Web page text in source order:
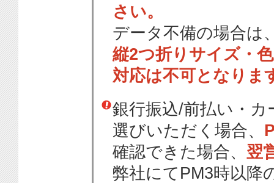
さい。
データ不備の場合は
縦2つ折りサイズ・
対応は不可となりま
銀行振込/前払い・
選びいただく場合、
確認できた場合、 翌
弊社にてPM3時以降